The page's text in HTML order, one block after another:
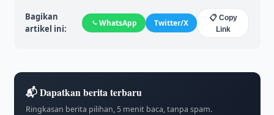
Bagikan
artikel ini:
WhatsApp Twitter/X
📋 Copy
Link
📬 Dapatkan berita terbaru
Ringkasan berita pilihan, 5 menit baca, tanpa spam.